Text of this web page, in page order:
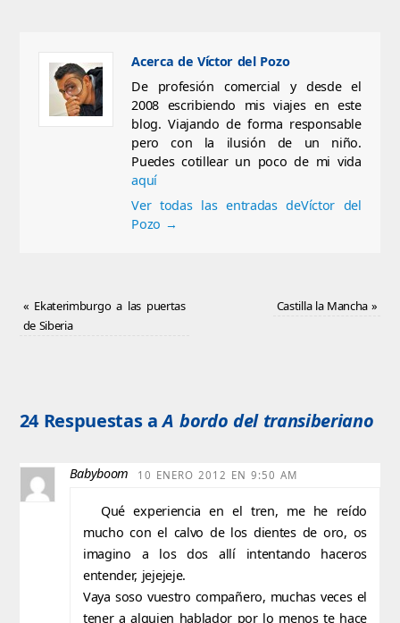
Acerca de Víctor del Pozo
De profesión comercial y desde el
2008 escribiendo mis viajes en este
blog. Viajando de forma responsable
pero con la ilusión de un niño.
Puedes cotillear un poco de mi vida
aquí
Ver todas las entradas deVíctor del
Pozo →
« Ekaterimburgo a las puertas
de Siberia
Castilla la Mancha »
24 Respuestas aA bordo del transiberiano
Babyboom 10 ENERO 2012 EN 9:50 AM
Qué experiencia en el tren, me he reído
mucho con el calvo de los dientes de oro, os
imagino a los dos allí intentando haceros
entender, jejejeje.
Vaya soso vuestro compañero, muchas veces el
tener a alguien hablador por lo menos te hace